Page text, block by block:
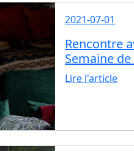
2021-07-01
Rencontre
Semaine
Lire l'article